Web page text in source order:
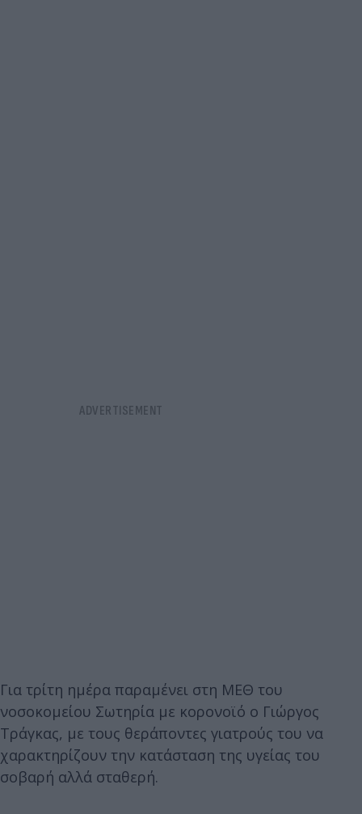
Για τρίτη ημέρα παραμένει στη ΜΕΘ του
νοσοκομείου Σωτηρία με κορονοϊό ο Γιώργος
Τράγκας, με τους θεράποντες γιατρούς του να
χαρακτηρίζουν την κατάσταση της υγείας του
σοβαρή αλλά σταθερή.